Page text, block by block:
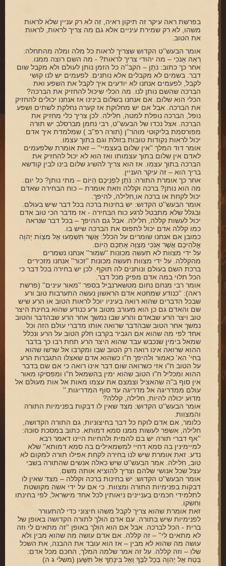
קבלת קהל
חנות ספרים
מאמרים
פרשת השבוע
מעגל השנה
הבעל שם-טוב
אירועים מיוחדים
בפרשת ראה עיקר זה תיקון ראיה, זה לא רק עניין שלא לראות
משהו, לא רק שמירת עיניים אלא גם מה צריך לראות, לראות
את הטוב.
אומר הבעש''ט הקדוש שצריך לראות כל מלה ומלה מהתחלה:
רְאֵה אָנֹכִי – מה יהודי צריך לראות? - מה השם רוצה ממנו.
אחר כך כתוב: נֹתֵן – הקב''ה כל הזמן נותן לעולם ולא מקבל שום
דבר. בשמים לא מקבלים אלא נותנים. לפעמים יש לנו קושי
לקבל, לפעמים אנחנו לא יודעים איך לקבל את השפע ואת
הברכה שהשם נותן לנו. מה הכלי שיכול להחזיק את הברכה?
הכלי הוא שלום. אם אנחנו בשלום בינינו אז אנחנו יכולים להחזיק
את הברכה. אבל אם יש מחלוקת אז קערה נחלקת לשתים ושפע
נופל, הברכה נופלת למטה, חלילה. לכן צריך כלי מחזיק את
הברכה. אצל נכדו של הבעש''ט, רבי נחמן מברסלב יש תורה
מפורסמת בליקוטי מוהר''ן (תורה רפ''ב ) שמלמדת איך אדם
יכול לראות נקודות טובות בזולת וגם בתוך עצמו.
אומר דוד המלך ''אין שלום בעצמיי'' – זאת אומרת שלפעמים
לאדם אין שלום בתוך עצמותו ואז הוא לא יכול להחזיק את
הברכה בתוך עצמו. אז הוא צריך להשיג שלום בינו לבין קודשא
בריך הוא – זה עיקר העניין.
אחר כך אומרת התורה: נֹתֵן לִפְנֵיכֶם הַיּוֹם – מתי נותן? כל יום.
מה הוא נותן? ברכה וקללה וזאת אומרת – כוח הבחירה שאדם
יכול לקחת או ברכה או,חלילה, להיפך.
אומר הבעש''ט הקדוש: יש בחינות ברכה בכל דבר שיש בעולם.
ובגלל שלא מתבטל לרגע כוח הבחירה - אז מדבר הכי טוב אדם
יכול לעשות קללה, חלילה. אבל גם ההיפך – בכל דבר שנראה
כמו קללה אדם יכול לתפוס את הברכה שיש בו.
כמובן אם אנחנו שומרים על הכלל: אֲשֶׁר תִּשְׁמְעוּ אֶל מִצְוֹת יְהוָה
אֱלֹהֵיכֶם אֲשֶׁר אָנֹכִי מְצַוֶּה אֶתְכֶם הַיּוֹם.
על ידי מצוות לא תעשה מכונות ''שמור'' אנחנו נשמרים
מהקללה. על ידי מצוות תעשה מכונות ''זכור'' אנחנו מזכירים
ברכת השם בעולם ונותנים לה תוקף. לכן יש בחירה בכל דבר כי
הכל תלוי במה אדם מפיק מכל דבר.
אומר רבי מנחם נחום מטשארנביל בספר ''מאור עינים'' (פרשת
ראה): ''כנודע שמחטא אדם הראשון נעשה התערבות טוב ורע
שבכל הדברים שהוא רואה בעיניו יוכל לראות הטוב או הרע שיש
שם והאדם גם כן הוא מעורב מטוב ורע כנודע שהוא בחינת היצר
טוב ויצר הרע שבאדם והרע שבו נמשך אחר הרע שבהדבר והטוב
נמשך אחר הטוב שבהדבר שרואה אותו מדברי עולם הזה וכל
אחד לפי מה שהוא אם הגביר בקרבו חלק הטוב על הרע ונכלל
שמאל בימין שנכבש עבד שהוא היצר הרע תחת רבו כך בדבר
ההוא שרואה אינו רואה רק הטוב שבו ומקרבו אל שרשו שהוא
בחי' הא' כאמור ולהיפך ח"ו כשהוא אדם שאצלו התגברות הרע
על הטוב ח"ו אזי כשרואה שום דבר אינו רואה כי אם שם בדבר
ההוא ומכליל ח"ו הטוב שהוא ימין בהשמאל ח"ו ומפסיקו מאור
אין סוף ב"ה שהאציל וצמצם את עצמו מאות אל אות מעולם אל
עולם ממדריגה אל מדריגה עד סוף המדריגות.''
מדוע יכולה להיות, חלילה, קללה?
אומר הבעש''ט הקדוש: מצד שאין לו דבקות בפנימיות התורה
והמצוות.
כלומר, אם אדם לוקח כל דבר בחיצוניות, גם התורה הקדושה,
חלילה, אשפר לעשות ממנו סמא דמותא. כתוב במסכת סוכה:
''אף דברי תורה יש בם להמית ולהחיות היינו דאמר רבא
למיימינין בה סמא דחיי למשמאילים בה סמא דמותא'' שלא
נדע. זאת אומרת שיש לנו בחירה לקחת אפילו תורה למקום לא
טוב, חלילה. אמר הבעש''ט שיש כאלה אנשים שהתורה בשבי
עצל שכל אנושי שלהם וצריך להוציא אותה משם.
אומר הבעש''ט הקדוש: יש בחינות ברכה וקללה – מצד שאין לו
דבקות בפנימיות התורה ומצוות. כי אם על ידי אשה מקושטת
לתלמידי חכמים בעניינים ניאותין לכל אחד מישראל, לפי בחינתו
וחשקו.
זאת אומרת שהוא צריך לקבל משהו חיצוני כדי להתעורר
לפנימיות שיש בתורה. עם אדם הולך לתורה הקדושה באופן של
ברית - הכל לברכה. אבל אם הוא הולך באופן ''זה מתאים לי וזה
לא מתאים לי'' – זה קללה. אם אדם עושה מה שהוא מבין ולא
עושה מה שהוא לא מבין – אז הוא עובד את ההבנה, את השכל
שלו – וזה קללה. על זה אמר שלמה המלך, החכם מכל אדם:
בְּטַח אֶל יְהוָה בְּכָל לִבֶּךָ וְאֶל בִּינָתְךָ אַל תִּשָּׁעֵן (משלי ג ה)